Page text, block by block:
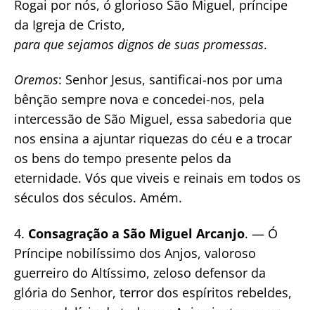
Rogai por nós, ó glorioso São Miguel, príncipe
da Igreja de Cristo,
para que sejamos dignos de suas promessas.
Oremos: Senhor Jesus, santificai-nos por uma
bênção sempre nova e concedei-nos, pela
intercessão de São Miguel, essa sabedoria que
nos ensina a ajuntar riquezas do céu e a trocar
os bens do tempo presente pelos da
eternidade. Vós que viveis e reinais em todos os
séculos dos séculos. Amém.
4. Consagração a São Miguel Arcanjo. — Ó
Príncipe nobilíssimo dos Anjos, valoroso
guerreiro do Altíssimo, zeloso defensor da
glória do Senhor, terror dos espíritos rebeldes,